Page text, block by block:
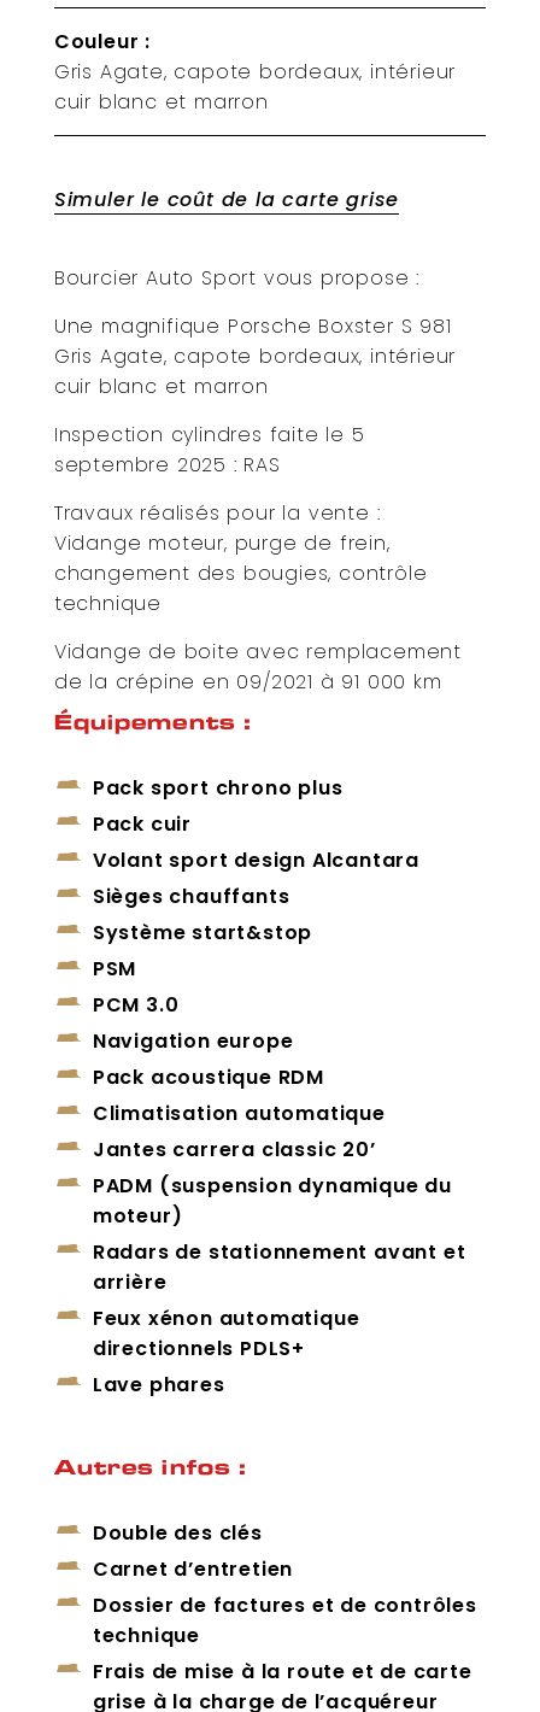
Couleur :
Gris Agate, capote bordeaux, intérieur
cuir blanc et marron
Simuler le coût de la carte grise
Bourcier Auto Sport vous propose :
Une magnifique Porsche Boxster S 981
Gris Agate, capote bordeaux, intérieur
cuir blanc et marron
Inspection cylindres faite le 5
septembre 2025 : RAS
Travaux réalisés pour la vente :
Vidange moteur, purge de frein,
changement des bougies, contrôle
technique
Vidange de boite avec remplacement
de la crépine en 09/2021 à 91 000 km
Équipements :
Pack sport chrono plus
Pack cuir
Volant sport design Alcantara
Sièges chauffants
Système start&stop
PSM
PCM 3.0
Navigation europe
Pack acoustique RDM
Climatisation automatique
Jantes carrera classic 20’
PADM (suspension dynamique du
moteur)
Radars de stationnement avant et
arrière
Feux xénon automatique
directionnels PDLS+
Lave phares
Autres infos :
Double des clés
Carnet d’entretien
Dossier de factures et de contrôles
technique
Frais de mise à la route et de carte
grise à la charge de l’acquéreur